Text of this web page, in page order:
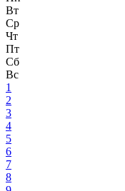
Вт
Ср
Чт
Пт
Сб
Вс
1
2
3
4
5
6
7
8